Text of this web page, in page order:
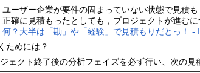
ユーザー企業が要件の固まっていない状態で見積
正確に見積もったとしても，プロジェクトが進む
何？大半は「勘」や「経験」で見積もりだとっ！ -
ためには？
ェクト終了後の分析フェイズを必ず行い、次の見